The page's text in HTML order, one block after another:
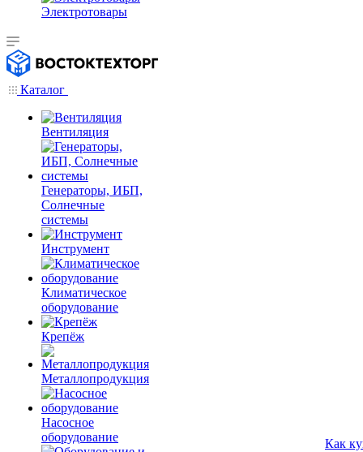
Электротовары
Каталог
Вентиляция
Генераторы, ИБП,
Солнечные
системы
Инструмент
Климатическое
оборудование
Крепёж
Металлопродукция
Насосное
оборудование
Как